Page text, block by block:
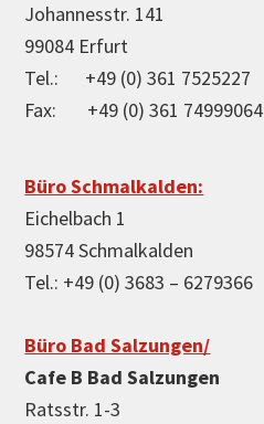
Johannesstr. 141
99084 Erfurt
Tel.: +49 (0) 361 7525227
Fax: +49 (0) 361 74999064
Büro Schmalkalden:
Eichelbach 1
98574 Schmalkalden
Tel.: +49 (0) 3683 – 6279366
Büro Bad Salzungen/
Cafe B Bad Salzungen
Ratsstr. 1-3